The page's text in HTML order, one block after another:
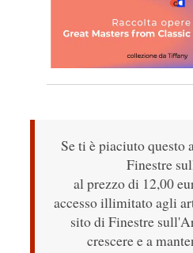
Se ti è piaciuto questo
Finestre
al prezzo di 12,00
accesso illimitato agli
sito di Finestre
crescere e a